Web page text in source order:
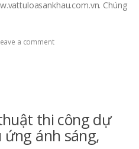
Chúng
a comment
thi công dự
ánh sáng,